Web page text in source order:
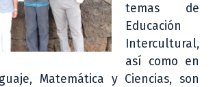
temas de
Educación
Intercultural,
así como en
Matemática y Ciencias, son